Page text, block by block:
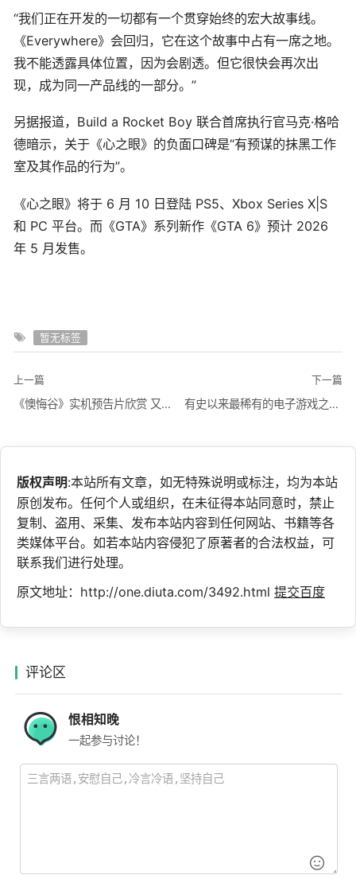
“我们正在开发的一切都有一个贯穿始终的宏大故事线。
《Everywhere》会回归，它在这个故事中占有一席之地。
我不能透露具体位置，因为会剧透。但它很快会再次出
现，成为同一产品线的一部分。”
另据报道，Build a Rocket Boy 联合首席执行官马克·格哈
德暗示，关于《心之眼》的负面口碑是“有预谋的抹黑工作
室及其作品的行为”。
《心之眼》将于 6 月 10 日登陆 PS5、Xbox Series X|S
和 PC 平台。而《GTA》系列新作《GTA 6》预计 2026
年 5 月发售。
暂无标签
上一篇
《懊悔谷》实机预告片欣赏 又一个被困在时间循环里的人
下一篇
有史以来最稀有的电子游戏之一终于上传到网络保存
版权声明:本站所有文章，如无特殊说明或标注，均为本站
原创发布。任何个人或组织，在未征得本站同意时，禁止
复制、盗用、采集、发布本站内容到任何网站、书籍等各
类媒体平台。如若本站内容侵犯了原著者的合法权益，可
联系我们进行处理。
原文地址：http://one.diuta.com/3492.html 提交百度
评论区
恨相知晚
一起参与讨论！